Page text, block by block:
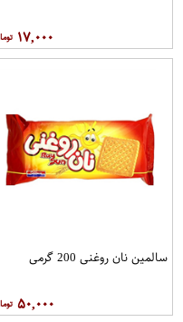
۱۷,۰۰۰
سالمین نان روغنی 200 گرمی
۵۰,۰۰۰